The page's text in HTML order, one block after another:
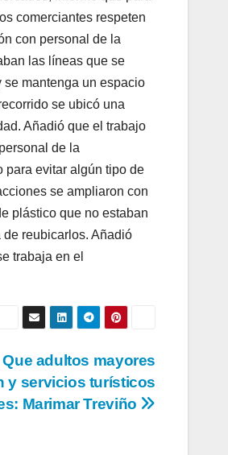
comerciantes respeten
con personal de la
las líneas que se
mantenga un espacio
se ubicó una
Añadió que el trabajo
de la
para evitar algún tipo de
se ampliaron con
plástico que no estaban
reubicarlos. Añadió
trabaja en el
adultos mayores
y servicios turísticos
Marimar Treviño